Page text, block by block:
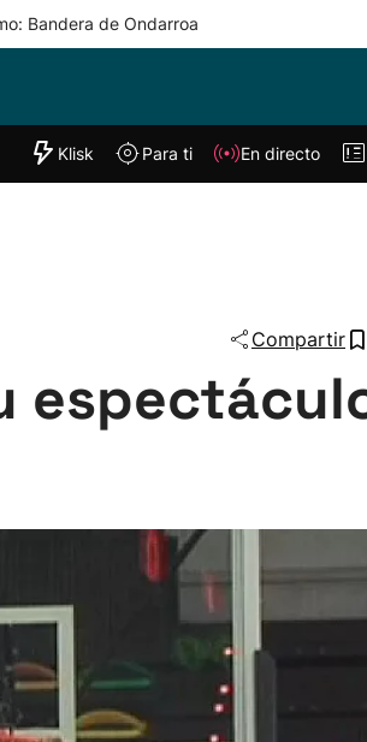
Bandera de Ondarroa
"Helmuga"
Klisk
Klisk Para ti En directo
Compartir